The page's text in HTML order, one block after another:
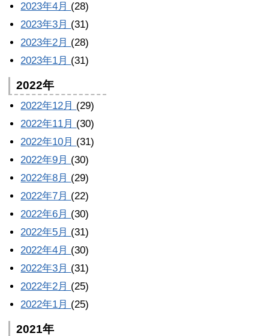
2023年4月 (28)
2023年3月 (31)
2023年2月 (28)
2023年1月 (31)
2022年
2022年12月 (29)
2022年11月 (30)
2022年10月 (31)
2022年9月 (30)
2022年8月 (29)
2022年7月 (22)
2022年6月 (30)
2022年5月 (31)
2022年4月 (30)
2022年3月 (31)
2022年2月 (25)
2022年1月 (25)
2021年